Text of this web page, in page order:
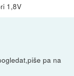
1,8V
pa na